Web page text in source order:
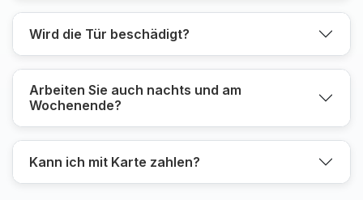
Wird die Tür beschädigt?
Arbeiten Sie auch nachts und am
Wochenende?
Kann ich mit Karte zahlen?